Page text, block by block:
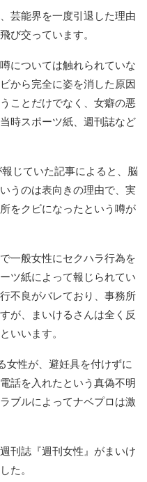
芸能界を一度引退した理由
び交っています。
については触れられていな
から完全に姿を消した原因
ことだけでなく、女癖の悪
時スポーツ紙、週刊誌など
じていた記事によると、脳
うのは表向きの理由で、実
をクビになったという噂が
一般女性にセクハラ行為を
ツ紙によって報じられてい
不良がバレており、事務所
が、まいけるさんは全く反
いいます。
女性が、避妊具を付けずに
話を入れたという真偽不明
ブルによってナベプロは激
刊誌『週刊女性』がまいけ
た。